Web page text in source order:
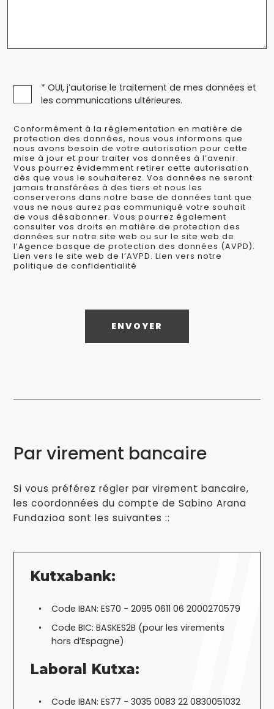
* OUI, j’autorise le traitement de mes données et
les communications ultérieures.
Conformément à la réglementation en matière de
protection des données, nous vous informons que
nous avons besoin de votre autorisation pour cette
mise à jour et pour traiter vos données à l’avenir.
Vous pourrez évidemment retirer cette autorisation
dès que vous le souhaiterez. Vos données ne seront
jamais transférées à des tiers et nous les
conserverons dans notre base de données tant que
vous ne nous aurez pas communiqué votre souhait
de vous désabonner. Vous pourrez également
consulter vos droits en matière de protection des
données sur notre site web ou sur le site web de
l’Agence basque de protection des données (AVPD).
Lien vers le site web de l’AVPD. Lien vers notre
politique de confidentialité
ENVOYER
Par virement bancaire
Si vous préférez régler par virement bancaire,
les coordonnées du compte de Sabino Arana
Fundazioa sont les suivantes ::
Kutxabank:
Code IBAN: ES70 - 2095 0611 06 2000270579
Code BIC: BASKES2B (pour les virements
hors d’Espagne)
Laboral Kutxa:
Code IBAN: ES77 - 3035 0083 22 0830051032